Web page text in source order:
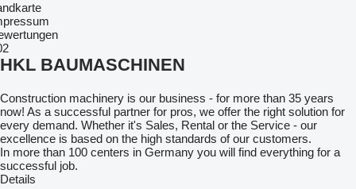
HKL BAUMASCHINEN
Construction machinery is our business - for more than 35 years
now! As a successful partner for pros, we offer the right solution for
every demand. Whether it's Sales, Rental or the Service - our
excellence is based on the high standards of our customers.
In more than 100 centers in Germany you will find everything for a
successful job.
Details